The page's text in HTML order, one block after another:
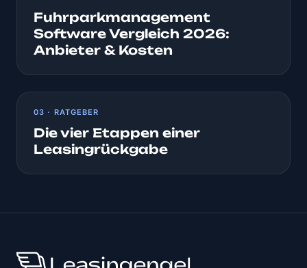
Fuhrparkmanagement
Software Vergleich 2026:
Anbieter & Kosten
03 · RATGEBER
Die vier Etappen einer
Leasingrückgabe